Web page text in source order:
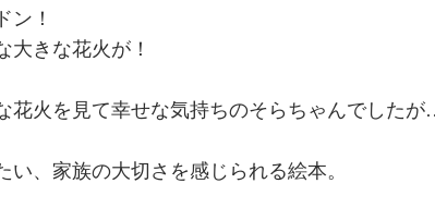
ン！
大きな花火が！
花火を見て幸せな気持ちのそらちゃんでした
い、家族の大切さを感じられる絵本。